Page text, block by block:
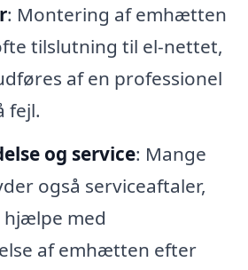
: Montering af emhætten
tilslutning til el-nettet,
af en professionel
fejl.
og service: Mange
også serviceaftaler,
hjælpe med
af emhætten efter